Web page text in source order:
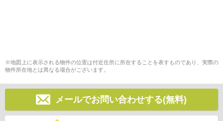
※地図上に表示される物件の位置は付近住所に所在することを表すものであり、実際の
物件所在地とは異なる場合がございます。
メールでお問い合わせする(無料)